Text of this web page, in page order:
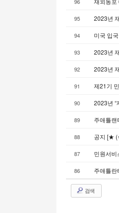
95 2023년
94 미국 입
93 2023년
92 2023년
91 제21기
90 2023년 “
89 주애틀
88 공지 [★ (
87 민원서비
86 주애틀
검색